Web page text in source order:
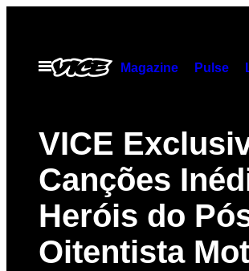
contentOpen
Menu
Magazine Pulse
VICE
Canções
Heróis do
Oitentista